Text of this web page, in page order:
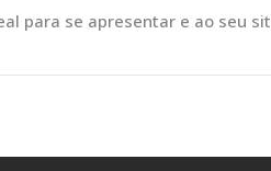
para se apresentar e ao seu